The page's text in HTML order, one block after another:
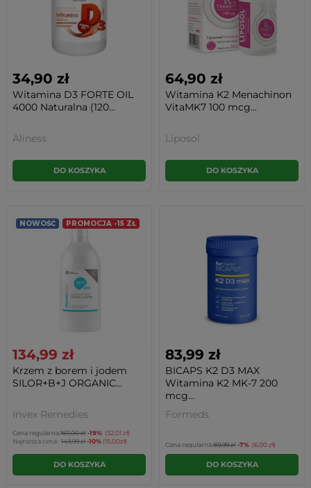
34,90 zł
Witamina D3 FORTE OIL
4000 Naturalna (120...
Aliness
DO KOSZYKA
64,90 zł
Witamina K2 Menachinon
VitaMK7 100 mcg...
Liposol
DO KOSZYKA
NOWOŚĆ PROMOCJA -15 ZŁ
134,99 zł
Krzem z borem i jodem
SILOR+B+J ORGANIC...
Invex Remedies
Cena regularna:167,00 zł -19% (32,01 zł)
Najniższa cena: 149,99 zł-10% (15,00zł)
DO KOSZYKA
83,99 zł
BICAPS K2 D3 MAX
Witamina K2 MK-7 200
mcg...
Formeds
Cena regularna:89,99 zł -7% (6,00 zł)
DO KOSZYKA